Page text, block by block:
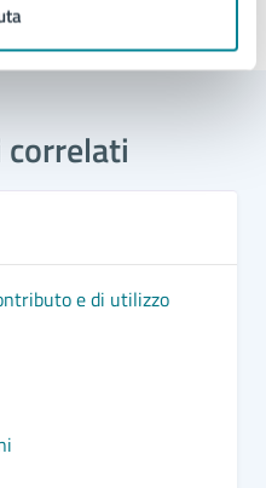
2026, 09:22
e di utilizzo